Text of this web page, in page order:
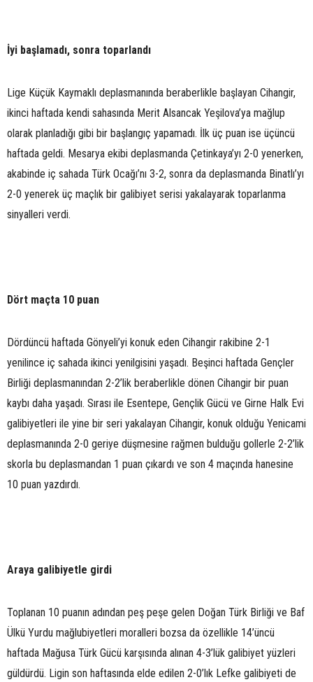
İyi başlamadı, sonra toparlandı
Lige Küçük Kaymaklı deplasmanında beraberlikle başlayan Cihangir,
ikinci haftada kendi sahasında Merit Alsancak Yeşilova’ya mağlup
olarak planladığı gibi bir başlangıç yapamadı. İlk üç puan ise üçüncü
haftada geldi. Mesarya ekibi deplasmanda Çetinkaya’yı 2-0 yenerken,
akabinde iç sahada Türk Ocağı’nı 3-2, sonra da deplasmanda Binatlı’yı
2-0 yenerek üç maçlık bir galibiyet serisi yakalayarak toparlanma
sinyalleri verdi.
Dört maçta 10 puan
Dördüncü haftada Gönyeli’yi konuk eden Cihangir rakibine 2-1
yenilince iç sahada ikinci yenilgisini yaşadı. Beşinci haftada Gençler
Birliği deplasmanından 2-2’lik beraberlikle dönen Cihangir bir puan
kaybı daha yaşadı. Sırası ile Esentepe, Gençlik Gücü ve Girne Halk Evi
galibiyetleri ile yine bir seri yakalayan Cihangir, konuk olduğu Yenicami
deplasmanında 2-0 geriye düşmesine rağmen bulduğu gollerle 2-2’lik
skorla bu deplasmandan 1 puan çıkardı ve son 4 maçında hanesine
10 puan yazdırdı.
Araya galibiyetle girdi
Toplanan 10 puanın adından peş peşe gelen Doğan Türk Birliği ve Baf
Ülkü Yurdu mağlubiyetleri moralleri bozsa da özellikle 14’üncü
haftada Mağusa Türk Gücü karşısında alınan 4-3’lük galibiyet yüzleri
güldürdü. Ligin son haftasında elde edilen 2-0’lık Lefke galibiyeti de